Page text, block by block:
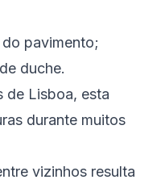
pavimento;
duche.
de Lisboa, esta
durante muitos
vizinhos resulta